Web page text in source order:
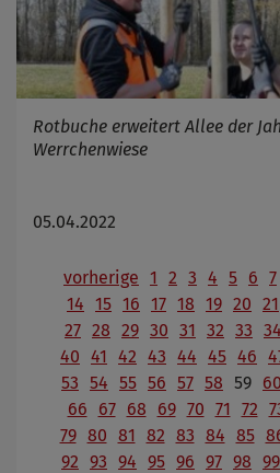
Rotbuche erweitert Allee der
Werrchenwiese
05.04.2022
vorherige 1 2 3 4 5 6 7
14 15 16 17 18 19 20 21
27 28 29 30 31 32 33 34
40 41 42 43 44 45 46
53 54 55 56 57 58 59 60
66
67 68 69 70 71 72
79 80 81 82 83 84 85
92 93 94 95 96 97 98 99